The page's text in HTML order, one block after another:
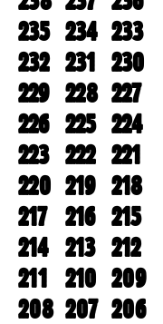
235 234 233
232 231 230
229 228 227
226 225 224
223 222 221
220 219 218
217 216 215
214 213 212
211 210 209
208 207 206